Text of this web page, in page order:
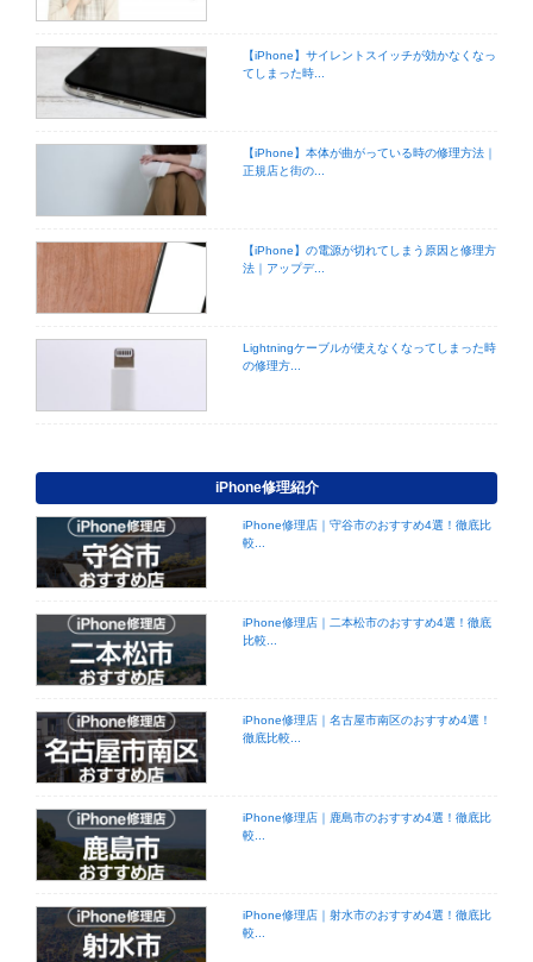
【iPhone】サイレントスイッチが効かなくなっ
てしまった時...
【iPhone】本体が曲がっている時の修理方法｜
正規店と街の...
【iPhone】の電源が切れてしまう原因と修理方
法｜アップデ...
Lightningケーブルが使えなくなってしまった時
の修理方...
iPhone修理紹介
iPhone修理店｜守谷市のおすすめ4選！徹底比
較...
iPhone修理店｜二本松市のおすすめ4選！徹底
比較...
iPhone修理店｜名古屋市南区のおすすめ4選！
徹底比較...
iPhone修理店｜鹿島市のおすすめ4選！徹底比
較...
iPhone修理店｜射水市のおすすめ4選！徹底比
較...